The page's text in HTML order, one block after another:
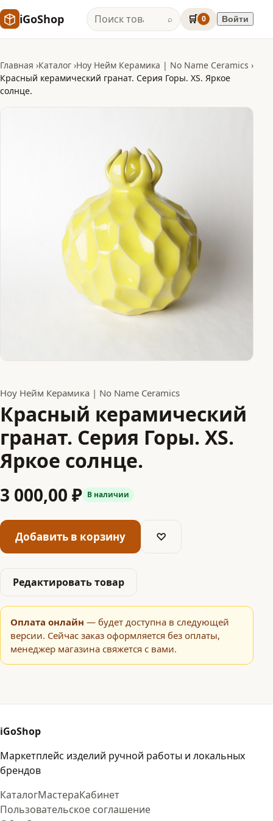
iGoShop ⌕ 🛒 0 Войти
Главная Каталог Ноу Нейм Керамика | No Name Ceramics
Красный керамический гранат. Серия Горы. XS. Яркое
солнце.
Ноу Нейм Керамика | No Name Ceramics
Красный керамический
гранат. Серия Горы. XS.
Яркое солнце.
3 000,00 ₽ В наличии
Добавить в корзину ♡
Редактировать товар
Оплата онлайн — будет доступна в следующей
версии. Сейчас заказ оформляется без оплаты,
менеджер магазина свяжется с вами.
iGoShop
Маркетплейс изделий ручной работы и локальных
брендов
КаталогМастераКабинет
Пользовательское соглашение